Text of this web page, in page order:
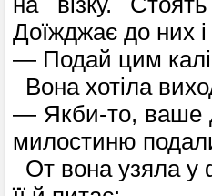
Доїжджає до них
— Подай цим
Вона хотіла
— Якби-то, ваше
милостиню
От вона узяла у